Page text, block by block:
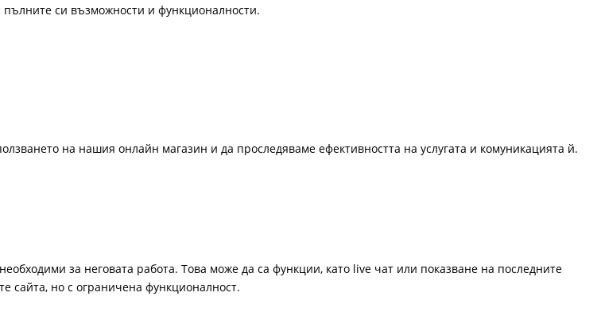
си възможности и функционалности.
на нашия онлайн магазин и да проследяваме ефективността на услугата и комуникацията й.
за неговата работа. Това може да са функции, като live чат или показване на последните
сайта, но с ограничена функционалност.